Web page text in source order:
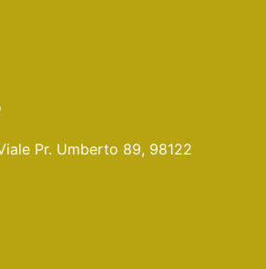
Pr. Umberto 89, 98122